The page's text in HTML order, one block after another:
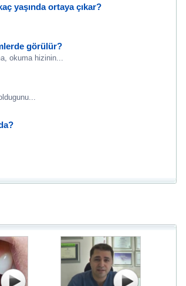
yaşında ortaya çıkar?
görülür?
okuma hizinin...